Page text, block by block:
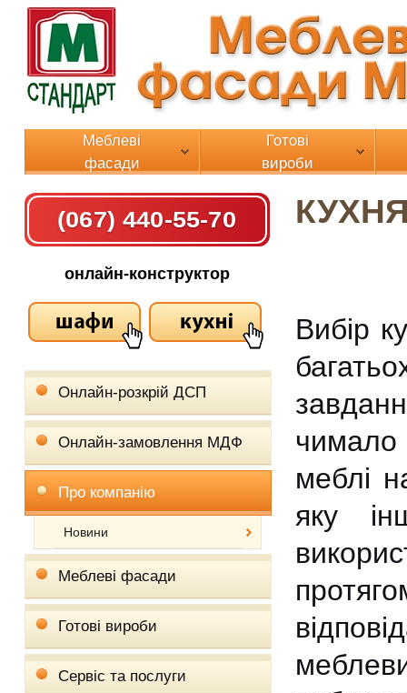
Меблеві
фасади
Готові
вироби
(067) 440-55-70
онлайн-конструктор
Онлайн-розкрій ДСП
Онлайн-замовлення МДФ
Про компанію
Новини
Меблеві фасади
Готові вироби
Сервіс та послуги
Вибір
чимало
меблі
яку